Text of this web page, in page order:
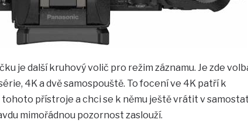
je další kruhový volič pro režim záznamu. Je zde
4K a dvě samospouště. To focení ve 4K patří k
tohoto přístroje a chci se k němu ještě vrátit v
mimořádnou pozornost zaslouží.